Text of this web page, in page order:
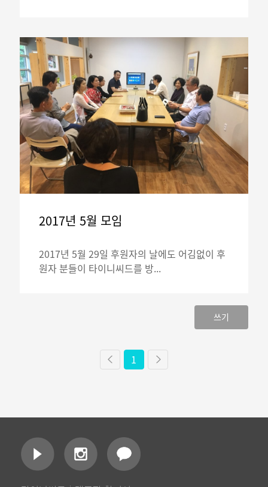
2017년 5월 모임
2017년 5월 29일 후원자의 날에도 어김없이 후
원자 분들이 타이니씨드를 방...
쓰기
1